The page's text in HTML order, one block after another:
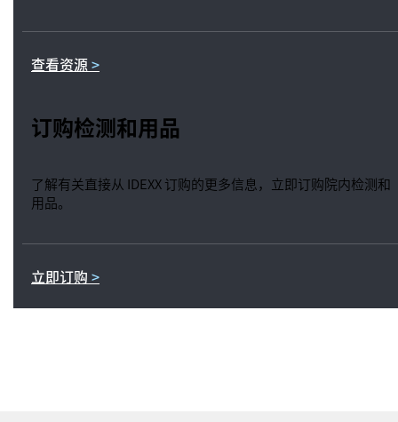
查看资源
订购检测和用品
了解有关直接从 IDEXX 订购的更多信息，立即订购院内检测和
用品。
立即订购